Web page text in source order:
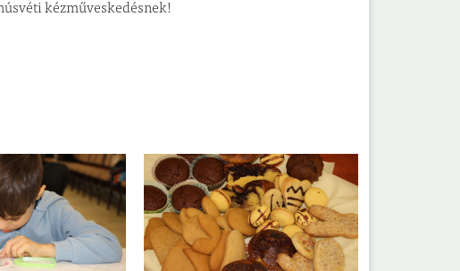
kézműveskedésnek!